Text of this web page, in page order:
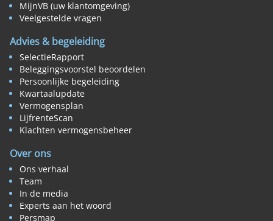
MijnVB (uw klantomgeving)
Veelgestelde vragen
Advies & begeleiding
SelectieRapport
Beleggingsvoorstel beoordelen
Persoonlijke begeleiding
Kwartaalupdate
Vermogensplan
LijfrenteScan
Klachten vermogensbeheer
Over ons
Ons verhaal
Team
In de media
Experts aan het woord
Persmap